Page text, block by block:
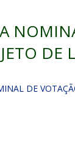
DE
DE